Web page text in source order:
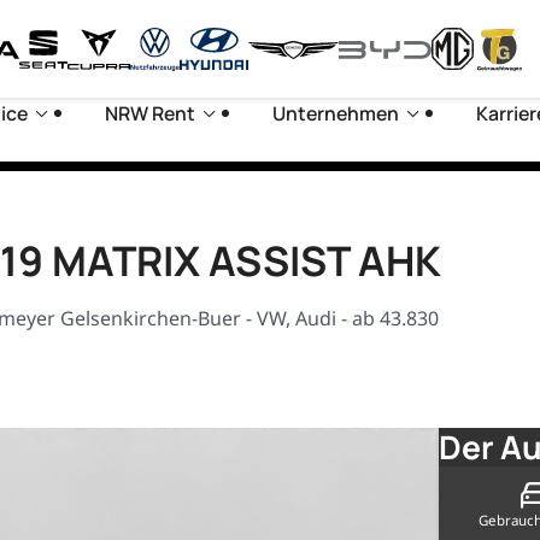
NRW Rent Unternehmen
MATRIX ASSIST AHK
Gelsenkirchen-Buer - VW, Audi - ab 43.830
Der